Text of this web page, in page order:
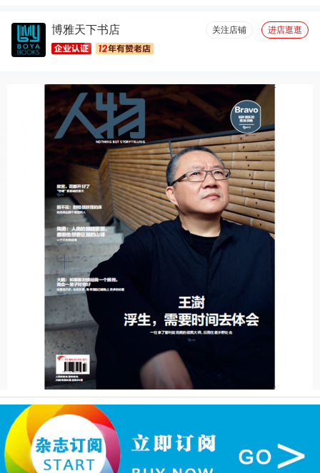
厚度适中(18) 设计一流(17) 容量够大(14)
优美详细(13) 包装很好(11)
博雅天下书店 关注店铺 进店逛逛